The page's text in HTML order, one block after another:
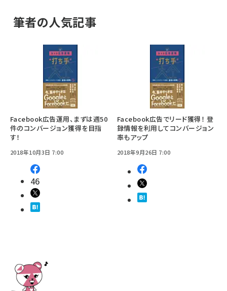
筆者の人気記事
Facebook広告運用、まずは週50
件のコンバージョン獲得を目指
す！
2018年10月3日 7:00
46
Facebook広告でリード獲得！ 登
録情報を利用してコンバージョン
率もアップ
2018年9月26日 7:00